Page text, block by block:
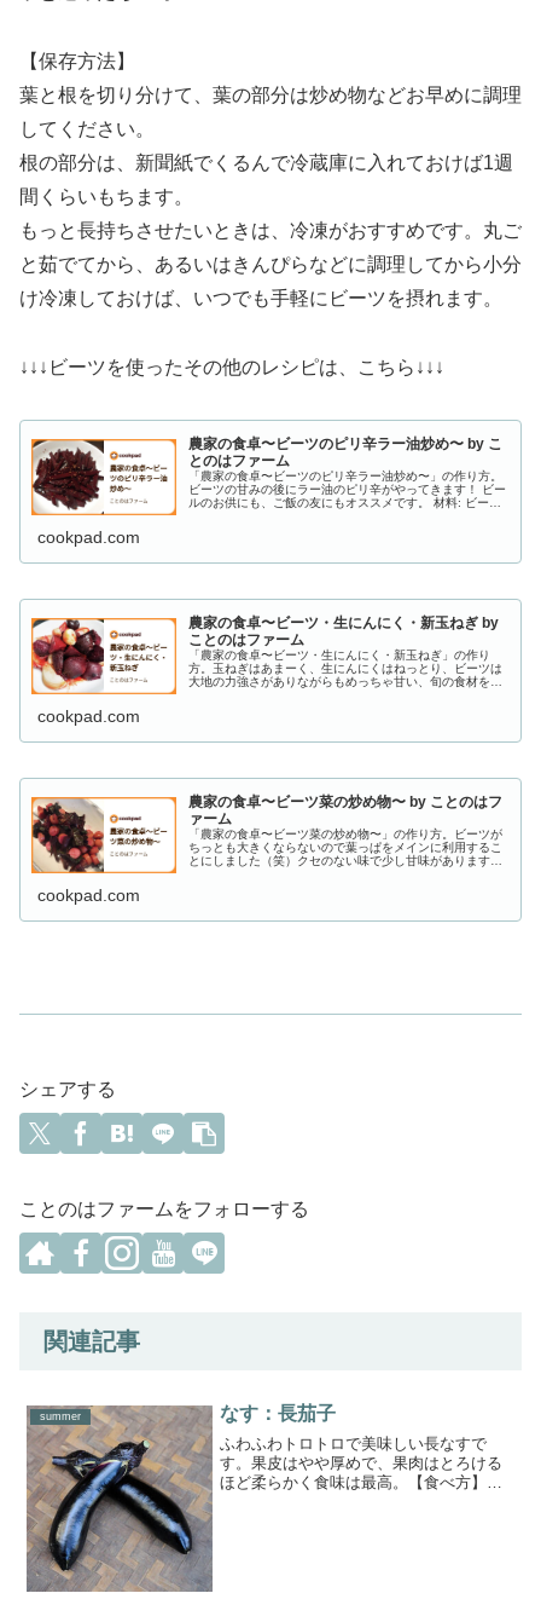
【保存方法】
葉と根を切り分けて、葉の部分は炒め物などお早めに調理
してください。
根の部分は、新聞紙でくるんで冷蔵庫に入れておけば1週
間くらいもちます。
もっと長持ちさせたいときは、冷凍がおすすめです。丸ご
と茹でてから、あるいはきんぴらなどに調理してから小分
け冷凍しておけば、いつでも手軽にビーツを摂れます。
↓↓↓ビーツを使ったその他のレシピは、こちら↓↓↓
農家の食卓〜ビーツのピリ辛ラー油炒め〜 by こ
とのはファーム
「農家の食卓〜ビーツのピリ辛ラー油炒め〜」の作り方。
ビーツの甘みの後にラー油のピリ辛がやってきます！ ビー
ルのお供にも、ご飯の友にもオススメです。 材料: ビー
cookpad.com
農家の食卓〜ビーツ・生にんにく・新玉ねぎ by
ことのはファーム
「農家の食卓〜ビーツ・生にんにく・新玉ねぎ」の作り
方。玉ねぎはあまーく、生にんにくはねっとり、ビーツは
大地の力強さがありながらもめっちゃ甘い、旬の食材をお
cookpad.com
農家の食卓〜ビーツ菜の炒め物〜 by ことのはフ
ァーム
「農家の食卓〜ビーツ菜の炒め物〜」の作り方。ビーツが
ちっとも大きくならないので葉っぱをメインに利用するこ
とにしました（笑）クセのない味で少し甘味があります。
cookpad.com
シェアする
ことのはファームをフォローする
関連記事
summer なす：長茄子
ふわふわトロトロで美味しい長なすで
す。果皮はやや厚めで、果肉はとろける
ほど柔らかく食味は最高。【食べ方】火